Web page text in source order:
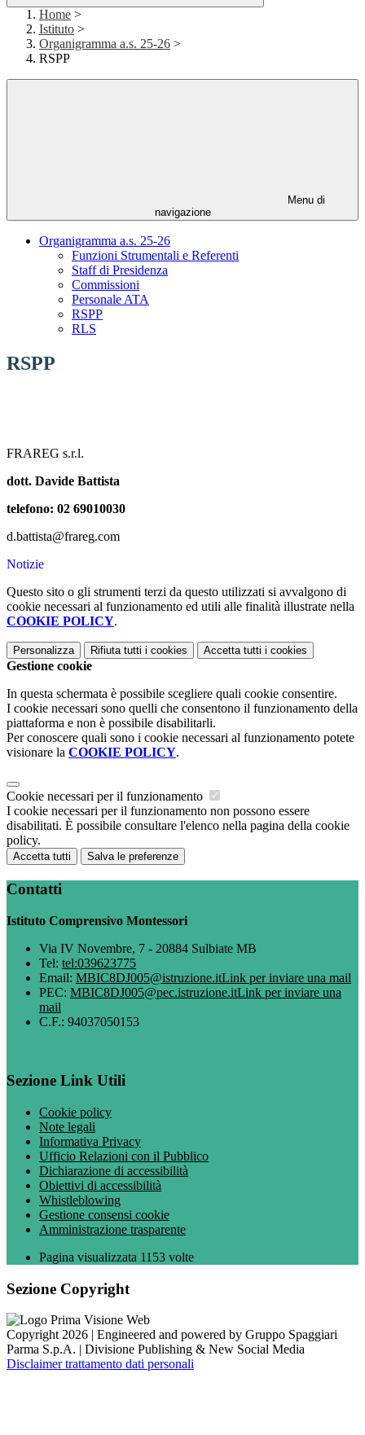
Home >
Istituto >
Organigramma a.s. 25-26 >
RSPP
Menu di
navigazione
Organigramma a.s. 25-26
Funzioni Strumentali e Referenti
Staff di Presidenza
Commissioni
Personale ATA
RSPP
RLS
RSPP
FRAREG s.r.l.
dott. Davide Battista
telefono: 02 69010030
d.battista@frareg.com
Notizie
Questo sito o gli strumenti terzi da questo utilizzati si avvalgono di
cookie necessari al funzionamento ed utili alle finalità illustrate nella
COOKIE POLICY.
Personalizza Rifiuta tutti i cookies Accetta tutti i cookies
Gestione cookie
In questa schermata è possibile scegliere quali cookie consentire.
I cookie necessari sono quelli che consentono il funzionamento della
piattaforma e non è possibile disabilitarli.
Per conoscere quali sono i cookie necessari al funzionamento potete
visionare la COOKIE POLICY.
Cookie necessari per il funzionamento
I cookie necessari per il funzionamento non possono essere
disabilitati. È possibile consultare l'elenco nella pagina della cookie
policy.
Accetta tutti Salva le preferenze
Contatti
Istituto Comprensivo Montessori
Via IV Novembre, 7 - 20884 Sulbiate MB
Tel: tel:039623775
Email: MBIC8DJ005@istruzione.itLink per inviare una mail
PEC: MBIC8DJ005@pec.istruzione.itLink per inviare una
mail
C.F.: 94037050153
Sezione Link Utili
Cookie policy
Note legali
Informativa Privacy
Ufficio Relazioni con il Pubblico
Dichiarazione di accessibilità
Obiettivi di accessibilità
Whistleblowing
Gestione consensi cookie
Amministrazione trasparente
Pagina visualizzata 1153 volte
Sezione Copyright
Copyright 2026 | Engineered and powered by Gruppo Spaggiari
Parma S.p.A. | Divisione Publishing & New Social Media
Disclaimer trattamento dati personali